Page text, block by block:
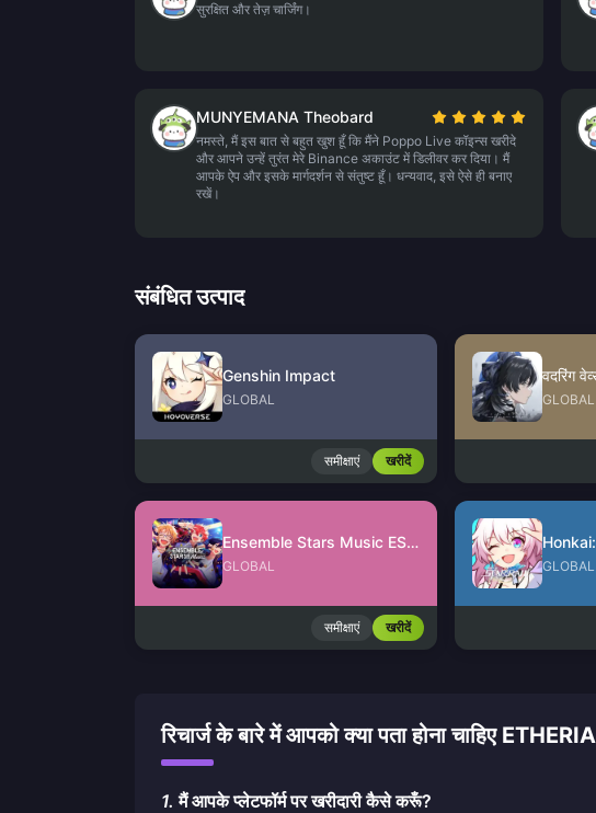
सुरक्षित और तेज़ चार्जिंग।
MUNYEMANA Theobard
नमस्ते, मैं इस बात से बहुत खुश हूँ कि मैंने Poppo Live कॉइन्स खरीदे
और आपने उन्हें तुरंत मेरे Binance अकाउंट में डिलीवर कर दिया। मैं
आपके ऐप और इसके मार्गदर्शन से संतुष्ट हूँ। धन्यवाद, इसे ऐसे ही बनाए
रखें।
संबंधित उत्पाद
Genshin Impact
GLOBAL
समीक्षाएं खरीदें
वदरिंग
GLOBAL
Ensemble Stars Music ES Points
GLOBAL
समीक्षाएं खरीदें
GLOBAL
रिचार्ज के बारे में आपको क्या पता होना चाहिए
1. मैं आपके प्लेटफॉर्म पर खरीदारी कैसे करूँ?